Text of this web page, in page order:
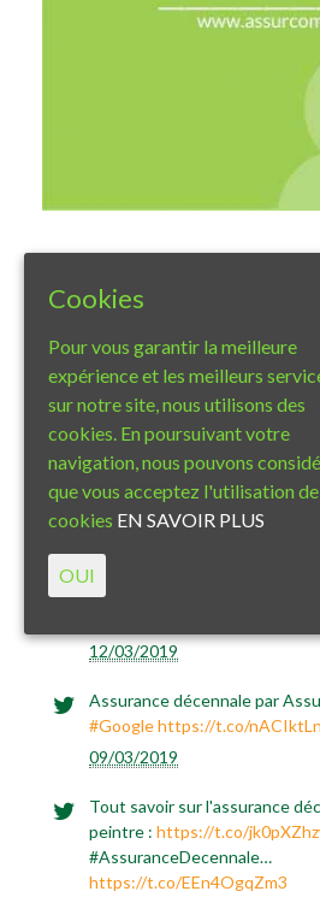
Ce nouvel article "l’assurance
et la chiromancie" met en
la#chiromancieda…https://
12/03/2019
L'assurance décennale et la
tout est expliqué dans cet
https://t.co/aYgiYYEyuD&hellip
12/03/2019
Assurance décennale par
#Googlehttps://t.co/
09/03/2019
Tout savoir sur l'assurance
peintre : https://t.co/
#AssuranceDecennale…
https://t.co/EEn4OgqZm3
Cookies
Pour vous garantir la meilleure
expérience et les meilleurs
sur notre site, nous utilisons des
cookies. En poursuivant votre
navigation, nous pouvons
que vous acceptez l'utilisation de
cookies EN SAVOIR PLUS
OUI